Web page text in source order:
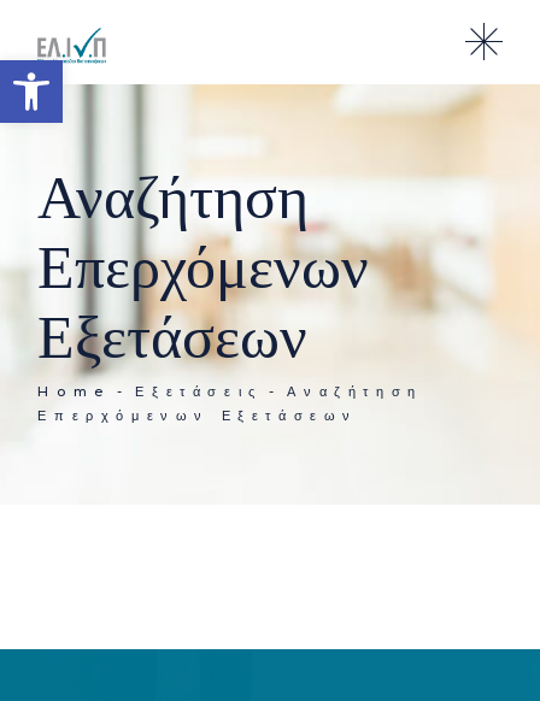
Ανοίξτε τη γραμμή
Αναζήτηση
Επερχόμενων
Εξετάσεων
Home Εξετάσεις
Αναζήτηση
Επερχόμενων Εξετάσεων